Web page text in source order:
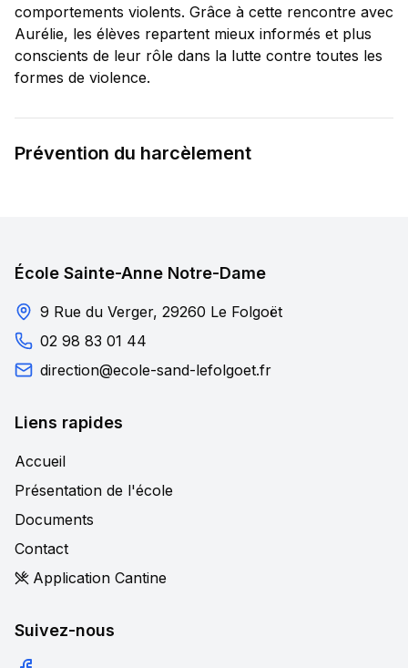
comportements violents. Grâce à cette rencontre avec
Aurélie, les élèves repartent mieux informés et plus
conscients de leur rôle dans la lutte contre toutes les
formes de violence.
Prévention du harcèlement
École Sainte-Anne Notre-Dame
9 Rue du Verger, 29260 Le Folgoët
02 98 83 01 44
direction@ecole-sand-lefolgoet.fr
Liens rapides
Accueil
Présentation de l'école
Documents
Contact
Application Cantine
Suivez-nous